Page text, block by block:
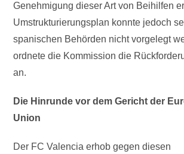
Genehmigung dieser Art von Beihilfen
Umstrukturierungsplan konnte jedoch
spanischen Behörden nicht vorgelegt
ordnete die Kommission die
an.
Die Hinrunde vor dem Gericht der
Union
Der FC Valencia erhob gegen diesen